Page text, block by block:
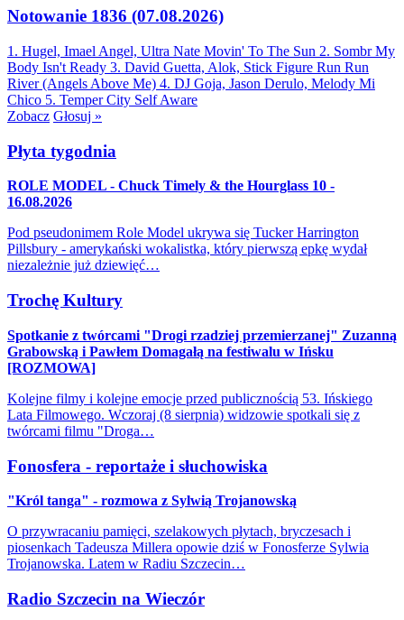
Notowanie 1836 (07.08.2026)
1. Hugel, Imael Angel, Ultra Nate Movin' To The Sun 2. Sombr My
Body Isn't Ready 3. David Guetta, Alok, Stick Figure Run Run
River (Angels Above Me) 4. DJ Goja, Jason Derulo, Melody Mi
Chico 5. Temper City Self Aware
Zobacz Głosuj »
Płyta tygodnia
ROLE MODEL - Chuck Timely & the Hourglass 10 -
16.08.2026
Pod pseudonimem Role Model ukrywa się Tucker Harrington
Pillsbury - amerykański wokalistka, który pierwszą epkę wydał
niezależnie już dziewięć…
Trochę Kultury
Spotkanie z twórcami "Drogi rzadziej przemierzanej" Zuzanną
Grabowską i Pawłem Domagałą na festiwalu w Ińsku
[ROZMOWA]
Kolejne filmy i kolejne emocje przed publicznością 53. Ińskiego
Lata Filmowego. Wczoraj (8 sierpnia) widzowie spotkali się z
twórcami filmu "Droga…
Fonosfera - reportaże i słuchowiska
"Król tanga" - rozmowa z Sylwią Trojanowską
O przywracaniu pamięci, szelakowych płytach, bryczesach i
piosenkach Tadeusza Millera opowie dziś w Fonosferze Sylwia
Trojanowska. Latem w Radiu Szczecin…
Radio Szczecin na Wieczór